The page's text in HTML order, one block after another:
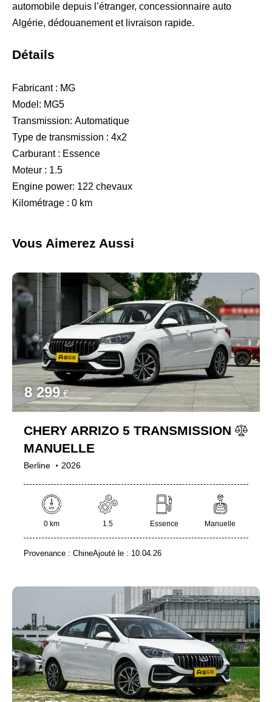
automobile depuis l’étranger, concessionnaire auto
Algérie, dédouanement et livraison rapide.
Détails
Fabricant : MG
Model: MG5
Transmission: Automatique
Type de transmission : 4x2
Carburant : Essence
Moteur : 1.5
Engine power: 122 chevaux
Kilométrage : 0 km
Vous Aimerez Aussi
8 299 €
CHERY ARRIZO 5 TRANSMISSION
MANUELLE
Berline 2026
0 km 1.5 Essence Manuelle
Provenance : ChineAjouté le : 10.04.26